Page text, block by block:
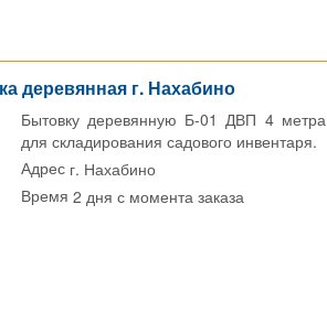
деревянная г. Нахабино
Бытовку деревянную Б-01 ДВП 4
для складирования садового инвентаря.
Адрес г. Нахабино
Время2 дня с момента заказа